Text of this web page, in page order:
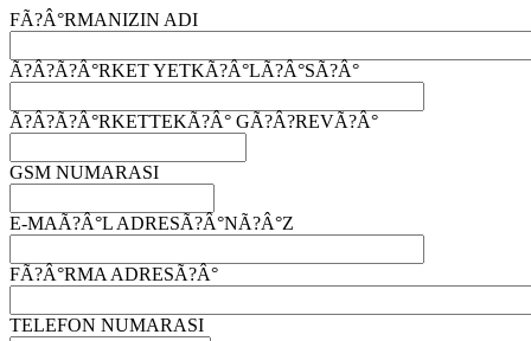
FÃ?Â°RMANIZIN ADI
Ã?Â?Ã?Â°RKET YETKÃ?Â°LÃ?Â°SÃ?Â°
Ã?Â?Ã?Â°RKETTEKÃ?Â° GÃ?Â?REVÃ?Â°
GSM NUMARASI
E-MAÃ?Â°L ADRESÃ?Â°NÃ?Â°Z
FÃ?Â°RMA ADRESÃ?Â°
TELEFON NUMARASI